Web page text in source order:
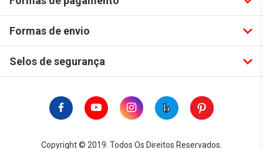
Formas de envio
Selos de segurança
Copyright © 2019. Todos Os Direitos Reservados.